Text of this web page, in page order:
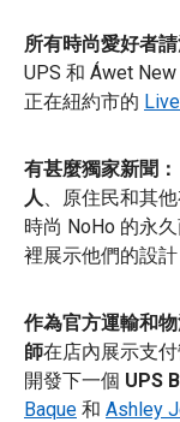
所有時尚愛好者
UPS 和 Áwet
正在紐約市的
有甚麼獨家新聞：
人、原住民和其
時尚 NoHo 的永
裡展示他們的設
作為官方運輸和
師在店內展示支
開發下一個 UPS
Baque 和 Ashley